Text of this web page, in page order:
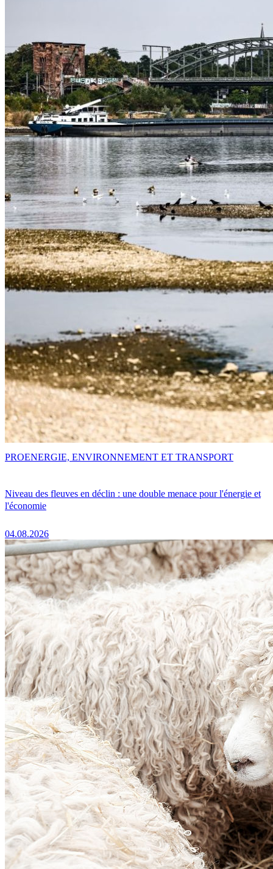
Niveau des fleuves en déclin : une double menace pour l'énergie et
l'économie
04.08.2026
PROENERGIE, ENVIRONNEMENT ET TRANSPORT